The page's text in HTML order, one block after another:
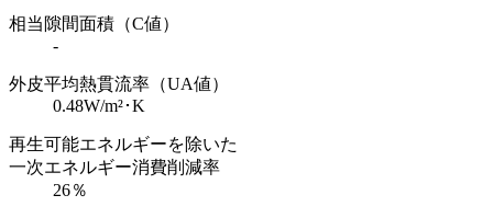
相当隙間面積（C値）
-
外皮平均熱貫流率（UA値）
0.48W/m²･K
再生可能エネルギーを除いた
一次エネルギー消費削減率
26％